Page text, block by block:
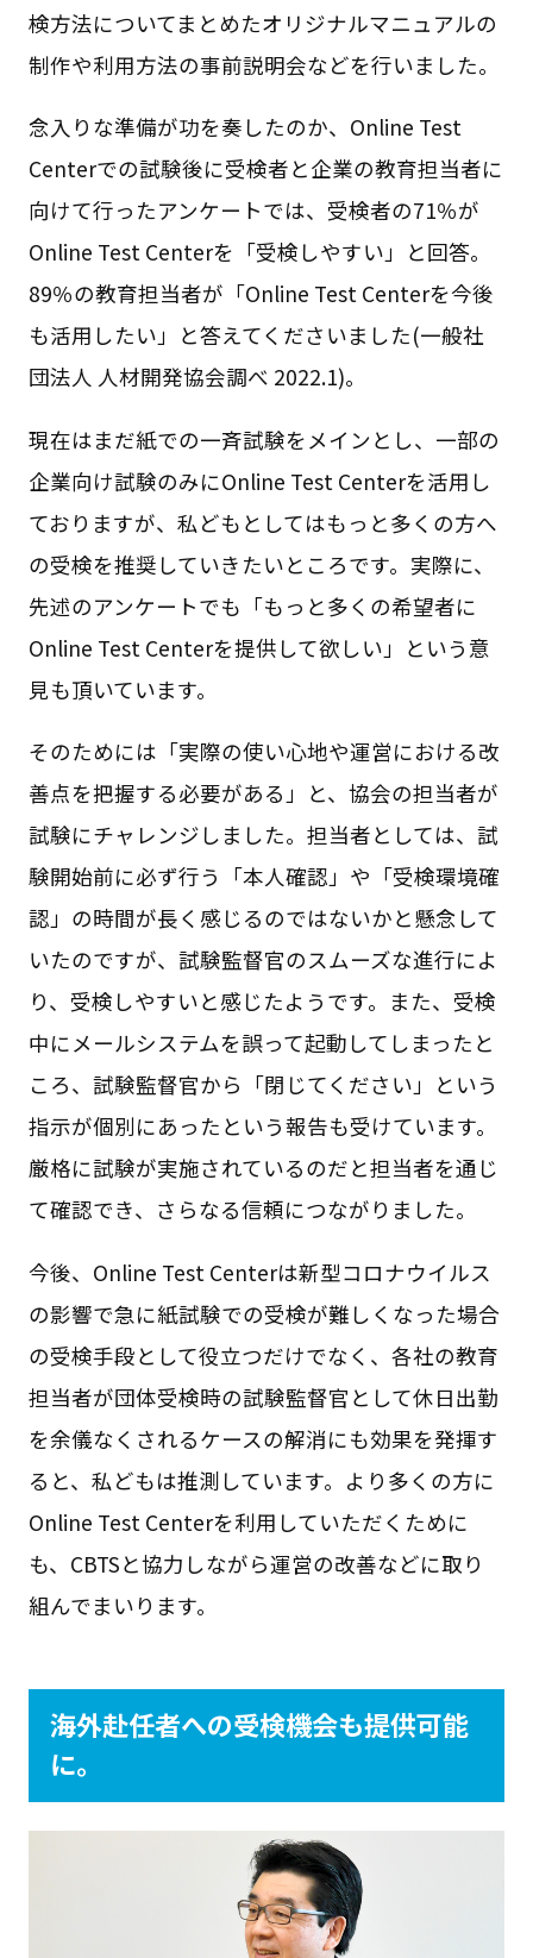
検方法についてまとめたオリジナルマニュアルの
制作や利用方法の事前説明会などを行いました。
念入りな準備が功を奏したのか、Online Test
Centerでの試験後に受検者と企業の教育担当者に
向けて行ったアンケートでは、受検者の71％が
Online Test Centerを「受検しやすい」と回答。
89％の教育担当者が「Online Test Centerを今後
も活用したい」と答えてくださいました(一般社
団法人 人材開発協会調べ 2022.1)。
現在はまだ紙での一斉試験をメインとし、一部の
企業向け試験のみにOnline Test Centerを活用し
ておりますが、私どもとしてはもっと多くの方へ
の受検を推奨していきたいところです。実際に、
先述のアンケートでも「もっと多くの希望者に
Online Test Centerを提供して欲しい」という意
見も頂いています。
そのためには「実際の使い心地や運営における改
善点を把握する必要がある」と、協会の担当者が
試験にチャレンジしました。担当者としては、試
験開始前に必ず行う「本人確認」や「受検環境確
認」の時間が長く感じるのではないかと懸念して
いたのですが、試験監督官のスムーズな進行によ
り、受検しやすいと感じたようです。また、受検
中にメールシステムを誤って起動してしまったと
ころ、試験監督官から「閉じてください」という
指示が個別にあったという報告も受けています。
厳格に試験が実施されているのだと担当者を通じ
て確認でき、さらなる信頼につながりました。
今後、Online Test Centerは新型コロナウイルス
の影響で急に紙試験での受検が難しくなった場合
の受検手段として役立つだけでなく、各社の教育
担当者が団体受検時の試験監督官として休日出勤
を余儀なくされるケースの解消にも効果を発揮す
ると、私どもは推測しています。より多くの方に
Online Test Centerを利用していただくために
も、CBTSと協力しながら運営の改善などに取り
組んでまいります。
海外赴任者への受検機会も提供可能
に。